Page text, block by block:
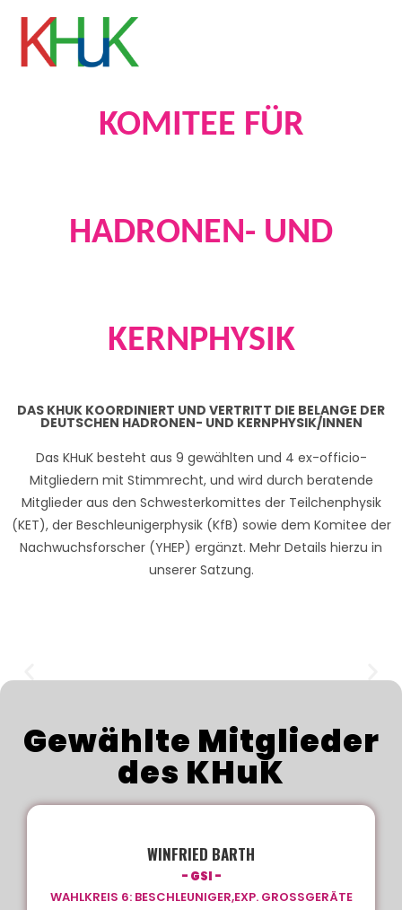
KOMITEE FÜR
HADRONEN- UND
KERNPHYSIK
DAS KHUK KOORDINIERT UND VERTRITT DIE BELANGE DER
DEUTSCHEN HADRONEN- UND KERNPHYSIK/INNEN
Das KHuK besteht aus 9 gewählten und 4 ex-officio-
Mitgliedern mit Stimmrecht, und wird durch beratende
Mitglieder aus den Schwesterkomittes der Teilchenphysik
(KET), der Beschleunigerphysik (KfB) sowie dem Komitee der
Nachwuchsforscher (YHEP) ergänzt. Mehr Details hierzu in
unserer Satzung.
Gewählte Mitglieder
des KHuK
WINFRIED BARTH
- GSI -
WAHLKREIS 6: BESCHLEUNIGER,EXP. GROSSGERÄTE